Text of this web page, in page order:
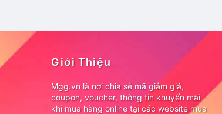
Giới Thiệu
Mgg.vn là nơi chia sẻ mã giảm giá,
coupon, voucher, thông tin khuyến mãi
khi mua hàng online tại các website mua